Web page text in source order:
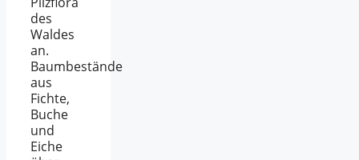
des
Waldes
an.
Baumbestände
aus
Fichte,
Buche
und
Eiche